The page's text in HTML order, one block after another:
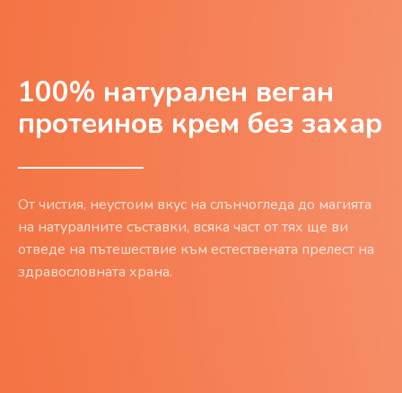
100% натурален веган
протеинов крем без захар
От чистия, неустоим вкус на слънчогледа до магията
на натуралните съставки, всяка част от тях ще ви
отведе на пътешествие към естествената прелест на
здравословната храна.